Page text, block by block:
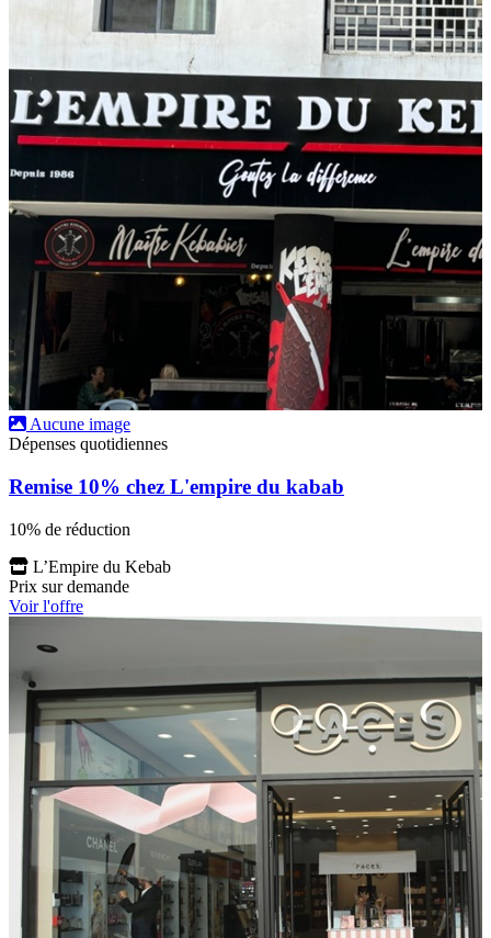
Aucune image
Dépenses quotidiennes
Remise 10% chez L'empire du kabab
10% de réduction
L’Empire du Kebab
Prix sur demande
Voir l'offre